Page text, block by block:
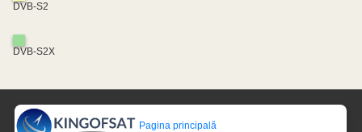
DVB-S2
DVB-S2X
Pagina principală